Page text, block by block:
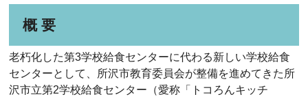
概 要
老朽化した第3学校給食センターに代わる新しい学校給食
センターとして、所沢市教育委員会が整備を進めてきた所
沢市立第2学校給食センター（愛称「トコろんキッチ